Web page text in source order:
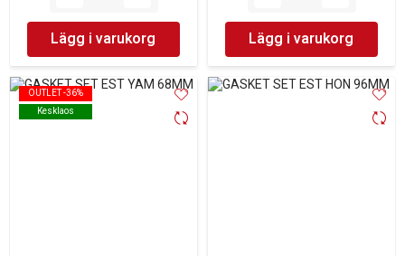
Lägg i varukorg Lägg i varukorg
OUTLET -36%
Kesklaos
OUTLET -36%
Kesklaos